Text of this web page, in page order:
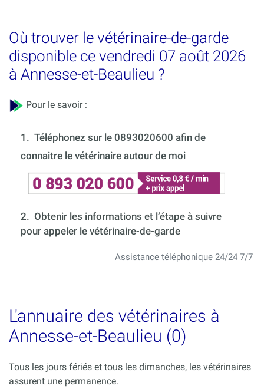
Où trouver le vétérinaire-de-garde
disponible ce vendredi 07 août 2026
à Annesse-et-Beaulieu ?
Pour le savoir :
1. Téléphonez sur le 0893020600 afin de
connaitre le vétérinaire autour de moi
2. Obtenir les informations et l’étape à suivre
pour appeler le vétérinaire-de-garde
Assistance téléphonique 24/24 7/7
L'annuaire des vétérinaires à
Annesse-et-Beaulieu (0)
Tous les jours fériés et tous les dimanches, les vétérinaires
assurent une permanence.